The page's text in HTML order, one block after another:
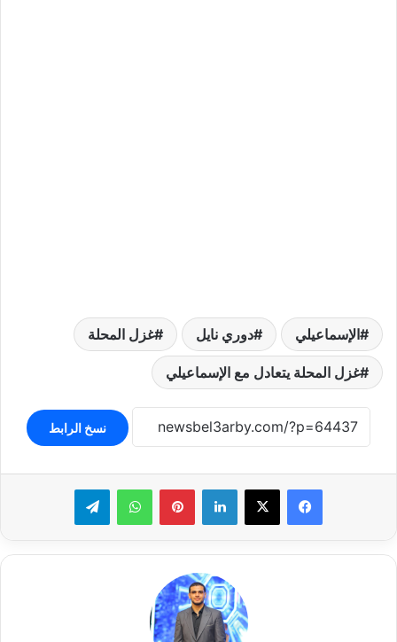
الإسماعيلي دوري نايل غزل المحلة
غزل المحلة يتعادل مع الإسماعيلي
نسخ الرابط
لينكدإن بينتيريستواتساب تيلقرام